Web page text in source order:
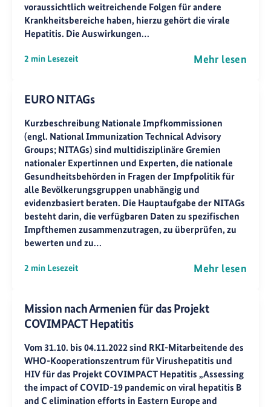
voraussichtlich weitreichende Folgen für andere
Krankheitsbereiche haben, hierzu gehört die virale
Hepatitis. Die Auswirkungen…
2 min Lesezeit Mehr lesen
EURO NITAGs
Kurzbeschreibung Nationale Impfkommissionen
(engl. National Immunization Technical Advisory
Groups; NITAGs) sind multidisziplinäre Gremien
nationaler Expertinnen und Experten, die nationale
Gesundheitsbehörden in Fragen der Impfpolitik für
alle Bevölkerungsgruppen unabhängig und
evidenzbasiert beraten. Die Hauptaufgabe der NITAGs
besteht darin, die verfügbaren Daten zu spezifischen
Impfthemen zusammenzutragen, zu überprüfen, zu
bewerten und zu…
2 min Lesezeit Mehr lesen
Mission nach Armenien für das Projekt
COVIMPACT Hepatitis
Vom 31.10. bis 04.11.2022 sind RKI-Mitarbeitende des
WHO-Kooperationszentrum für Virushepatitis und
HIV für das Projekt COVIMPACT Hepatitis „Assessing
the impact of COVID-19 pandemic on viral hepatitis B
and C elimination efforts in Eastern Europe and